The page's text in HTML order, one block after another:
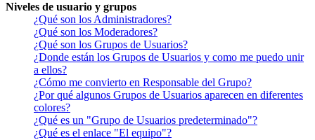
Niveles de usuario y grupos
¿Qué son los Administradores?
¿Qué son los Moderadores?
¿Qué son los Grupos de Usuarios?
¿Donde están los Grupos de Usuarios y como me puedo unir
a ellos?
¿Cómo me convierto en Responsable del Grupo?
¿Por qué algunos Grupos de Usuarios aparecen en diferentes
colores?
¿Qué es un "Grupo de Usuarios predeterminado"?
¿Qué es el enlace "El equipo"?